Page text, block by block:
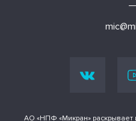
АО «НПФ «Микран»